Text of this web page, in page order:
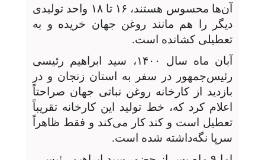
آن‌ها محسوس هستند، ۱۶ تا ۱۸ واحد تولیدی
دیگر را هم مانند روغن جهان خریده و به
تعطیلی کشانده است.
آبان ماه سال ۱۴۰۰، سید ابراهیم رئیسی
رئیس‌جمهور در سفر به استان زنجان و در
بازدید از کارخانه روغن نباتی جهان صراحتاً
اعلام کرد که، خط تولید این کارخانه تقریباً
تعطیل است و کند کار می‌کند و فقط ظاهراً
سرپا نگه‌داشته شده است.